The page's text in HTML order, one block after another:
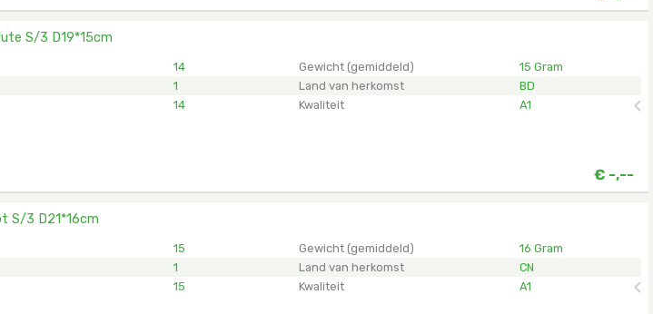
S/3 D19*15cm
14 Gewicht (gemiddeld)
15 Gram
1 Land van herkomst
BD
14 Kwaliteit A1
€ -,--
kopen. Klik hier om in te loggen.
S/3 D21*16cm
15 Gewicht (gemiddeld)
16 Gram
1 Land van herkomst
CN
15 Kwaliteit A1
kopen. Klik hier om in te loggen.